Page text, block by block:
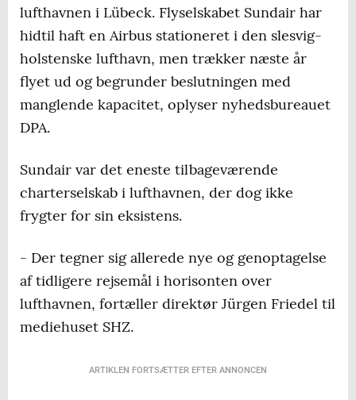
lufthavnen i Lübeck. Flyselskabet Sundair har
hidtil haft en Airbus stationeret i den slesvig-
holstenske lufthavn, men trækker næste år
flyet ud og begrunder beslutningen med
manglende kapacitet, oplyser nyhedsbureauet
DPA.
Sundair var det eneste tilbageværende
charterselskab i lufthavnen, der dog ikke
frygter for sin eksistens.
- Der tegner sig allerede nye og genoptagelse
af tidligere rejsemål i horisonten over
lufthavnen, fortæller direktør Jürgen Friedel til
mediehuset SHZ.
ARTIKLEN FORTSÆTTER EFTER ANNONCEN